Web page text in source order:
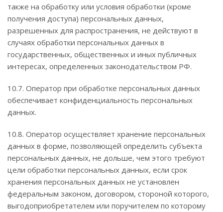
также на обработку или условия обработки (кроме
получения доступа) персональных данных,
разрешенных для распространения, не действуют в
случаях обработки персональных данных в
государственных, общественных и иных публичных
интересах, определенных законодательством РФ.
10.7. Оператор при обработке персональных данных
обеспечивает конфиденциальность персональных
данных.
10.8. Оператор осуществляет хранение персональных
данных в форме, позволяющей определить субъекта
персональных данных, не дольше, чем этого требуют
цели обработки персональных данных, если срок
хранения персональных данных не установлен
федеральным законом, договором, стороной которого,
выгодоприобретателем или поручителем по которому